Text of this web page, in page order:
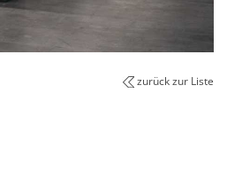
zurück zur Liste